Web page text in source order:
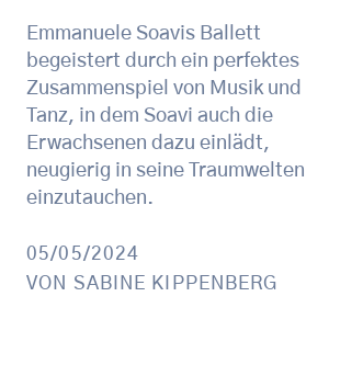
Emmanuele Soavis Ballett
begeistert durch ein perfektes
Zusammenspiel von Musik und
Tanz, in dem Soavi auch die
Erwachsenen dazu einlädt,
neugierig in seine Traumwelten
einzutauchen.
05/05/2024
VON SABINE KIPPENBERG